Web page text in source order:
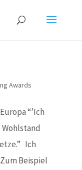
Awards
“’Ich
Ich
Beispiel